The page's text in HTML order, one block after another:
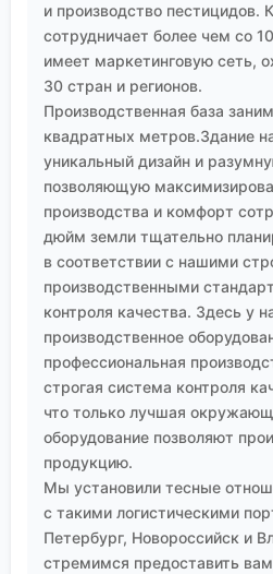
и производство пестицидов.
сотрудничает более чем со
имеет маркетинговую сеть,
30 стран и регионов.
Производственная база
квадратных метров.Здание
уникальный дизайн и
позволяющую
производства и комфорт
дюйм земли тщательно
в соответствии с нашими
производственными
контроля качества. Здесь у
производственное
профессиональная
строгая система контроля
что только лучшая
оборудование позволяют
продукцию.
Мы установили тесные
с такими логистическими
Петербург, Новороссийск и
стремимся предоставить